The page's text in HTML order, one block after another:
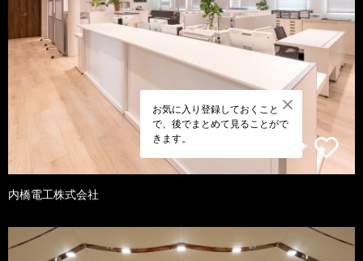
お気に入り登録しておくこと
で、後でまとめて見ることがで
きます。
内橋電工株式会社